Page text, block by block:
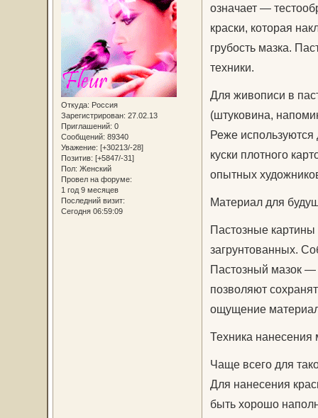
Откуда: Россия
Зарегистрирован: 27.02.13
Приглашений: 0
Сообщений: 89340
Уважение: [+30213/-28]
Позитив: [+5847/-31]
Пол: Женский
Провел на форуме:
1 год 9 месяцев
Последний визит:
Сегодня 06:59:09
означает —
краски, которая
грубость мазка.
техники.
Для живописи в
(штуковина,
Реже используются
куски плотного
опытных
Материал для
Пастозные картины
загрунтованных.
Пастозный мазок —
позволяют
ощущение
Техника нанесения
Чаще всего для
Для нанесения
быть хорошо